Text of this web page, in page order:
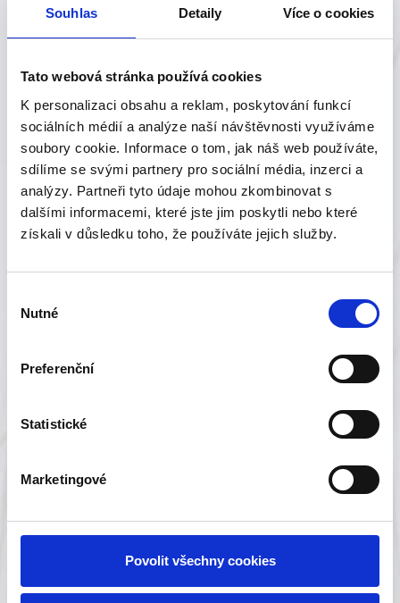
Souhlas Detaily Více o cookies
Tato webová stránka používá cookies
K personalizaci obsahu a reklam, poskytování funkcí
sociálních médií a analýze naší návštěvnosti využíváme
soubory cookie. Informace o tom, jak náš web používáte,
sdílíme se svými partnery pro sociální média, inzerci a
analýzy. Partneři tyto údaje mohou zkombinovat s
dalšími informacemi, které jste jim poskytli nebo které
získali v důsledku toho, že používáte jejich služby.
souhlasu
Nutné
Preferenční
Statistické
Marketingové
Povolit všechny cookies
Vyrábíme sněhové frézy s různým pracovním
záběrem pro jednoosé i dvouosé zahradní